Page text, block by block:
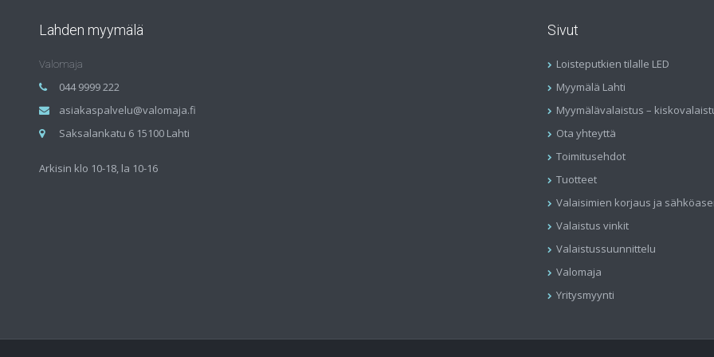
Lahden myymälä
Valomaja
044 9999 222
asiakaspalvelu@valomaja.fi
Saksalankatu 6 15100 Lahti
Arkisin klo 10-18, la 10-16
Sivut
Loisteputkien tilalle LED
Myymälä Lahti
Myymälävalaistus –
Ota yhteyttä
Toimitusehdot
Tuotteet
Valaisimien korjaus ja
Valaistus vinkit
Valaistussuunnittelu
Valomaja
Yritysmyynti